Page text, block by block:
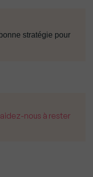
stratégie pour
nous à rester